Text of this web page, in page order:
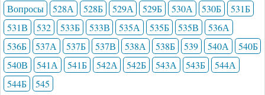
Вопросы 528А 528Б 529А 529Б 530А 530Б
531Б
531В
532 533Б 533В 535А 535Б 535В
536А
536Б
537А 537Б 537В 538А 538Б 539 540А
540Б
540В
541А 541Б 542А 542Б 543А 543Б
544А
544Б
545